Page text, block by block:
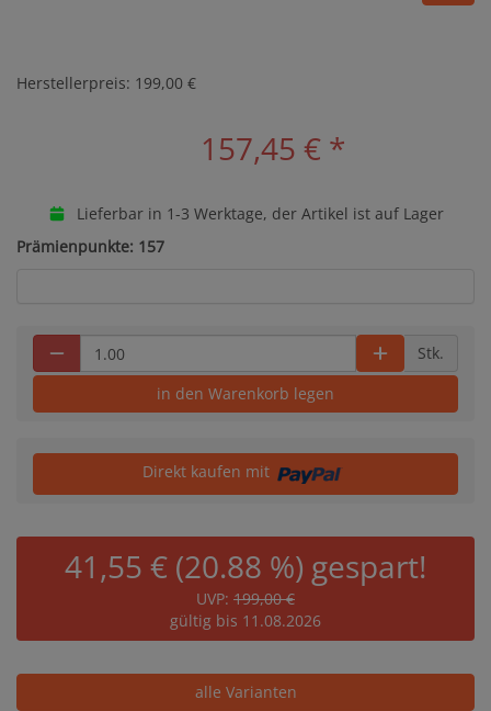
Herstellerpreis: 199,00 €
157,45 € *
Lieferbar in 1-3 Werktage, der Artikel ist auf Lager
Prämienpunkte: 157
Stk.
in den Warenkorb legen
Direkt kaufen mit
41,55 € (20.88 %) gespart!
UVP: 199,00 €
gültig bis 11.08.2026
alle Varianten